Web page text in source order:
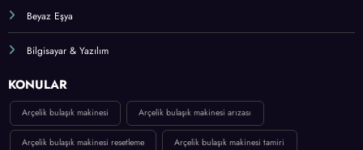
Beyaz Eşya
Bilgisayar & Yazılım
KONULAR
Arçelik bulaşık makinesi Arçelik bulaşık makinesi arızası
Arçelik bulaşık makinesi resetleme Arçelik bulaşık makinesi tamiri